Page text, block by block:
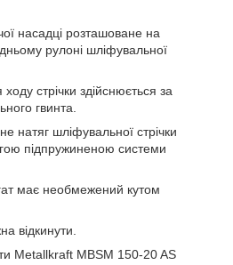
насадці розташоване на
рулоні шліфувальної
стрічки здійснюється за
гвинта.
натяг шліфувальної стрічки
підпружиненою системи
має необмежений кутом
відкинути.
Metallkraft MBSM 150-20 AS